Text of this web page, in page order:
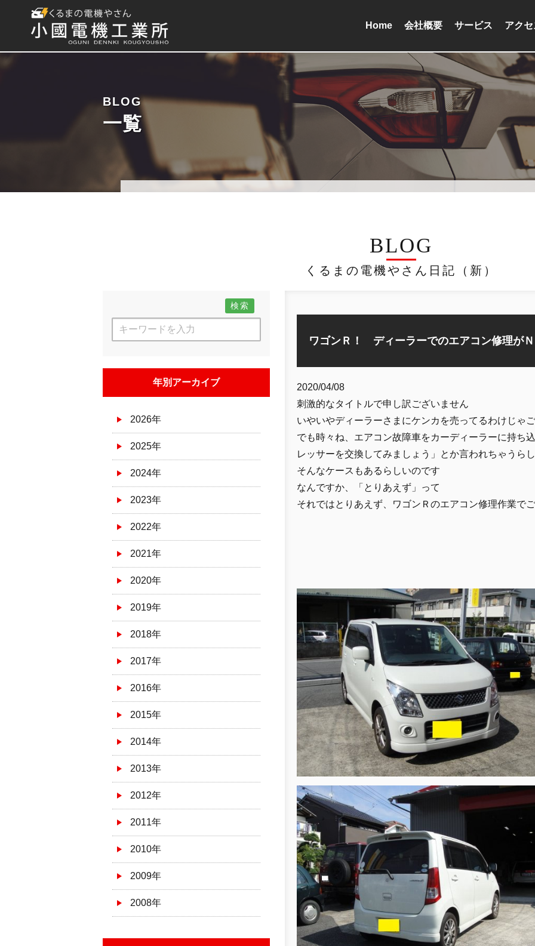
Home 会社概要 サービス アク
BLOG
一覧
BLOG
くるまの電機やさん日記（新）
検索
年別アーカイブ
2026年
2025年
2024年
2023年
2022年
2021年
2020年
2019年
2018年
2017年
2016年
2015年
2014年
2013年
2012年
2011年
2010年
2009年
2008年
ワゴンＲ！ ディーラーでのエアコン修理が
2020/04/08
刺激的なタイトルで申し訳ございません
いやいやディーラーさまにケンカを売ってるわけじゃ
でも時々ね、エアコン故障車をカーディーラーに持ち
レッサーを交換してみましょう」とか言われちゃうら
そんなケースもあるらしいのです
なんですか、「とりあえず」って
それではとりあえず、ワゴンＲのエアコン修理作業で